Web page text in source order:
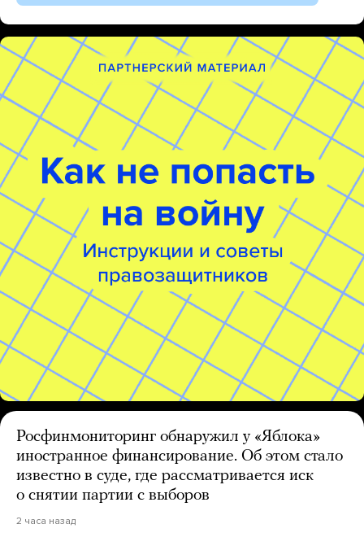
Росфинмониторинг обнаружил у «Яблока»
иностранное финансирование. Об этом стало
известно в суде, где рассматривается иск
о снятии партии с выборов
2 часа назад